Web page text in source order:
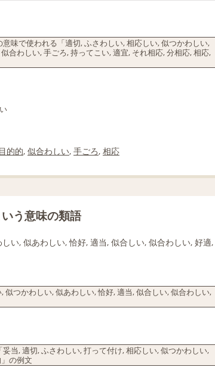
味で使われる「適切, ふさわしい, 相応しい, 似つかわしい,
合わしい, 手ごろ, 持ってこい, 適宜, それ相応, 分相応, 相応,
的的, 似合わしい, 手ごろ, 相応
う意味の類語
い, 似あわしい, 恰好, 適当, 似合しい, 似合わしい, 好適,
つかわしい, 似あわしい, 恰好, 適当, 似合しい, 似合わしい,
当, 適切, ふさわしい, 打って付け, 相応しい, 似つかわしい,
の例文